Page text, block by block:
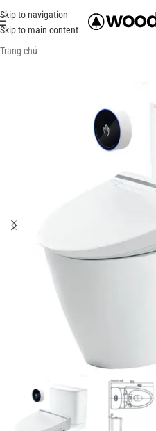
Skip to navigation
Skip to main content
Trang chủ